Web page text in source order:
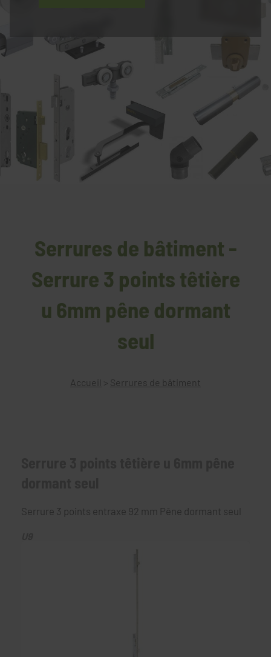
Serrures de bâtiment -
Serrure 3 points têtière
u 6mm pêne dormant
seul
Accueil > Serrures de bâtiment
Serrure 3 points entraxe 92 mm Pêne dormant seul